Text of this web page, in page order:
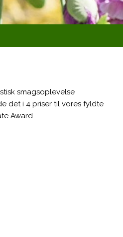
smagsoplevelse
det i 4 priser til vores fyldte
Award.